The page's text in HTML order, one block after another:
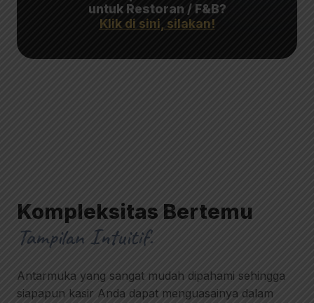
untuk Restoran / F&B?
Klik di sini, silakan!
Kompleksitas Bertemu
Tampilan Intuitif.
Antarmuka yang sangat mudah dipahami sehingga
siapapun kasir Anda dapat menguasainya dalam